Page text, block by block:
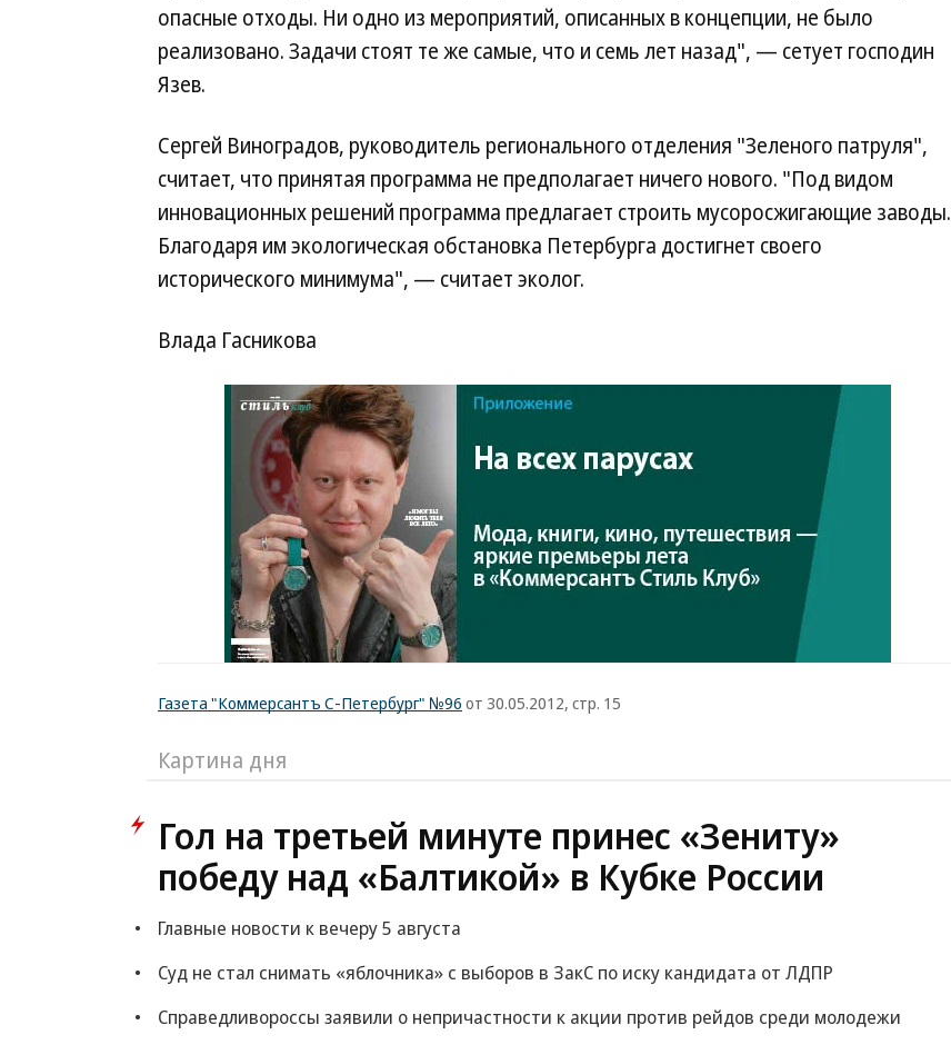
опасные отходы. Ни одно из мероприятий, описанных в концепции, не было
реализовано. Задачи стоят те же самые, что и семь лет назад", — сетует господин
Язев.
Сергей Виноградов, руководитель регионального отделения "Зеленого патруля",
считает, что принятая программа не предполагает ничего нового. "Под видом
инновационных решений программа предлагает строить мусоросжигающие заводы.
Благодаря им экологическая обстановка Петербурга достигнет своего
исторического минимума", — считает эколог.
Влада Гасникова
Газета "Коммерсантъ С-Петербург" №96 от 30.05.2012, стр. 15
Картина дня
Гол на третьей минуте принес «Зениту»
победу над «Балтикой» в Кубке России
Главные новости к вечеру 5 августа
Суд не стал снимать «яблочника» с выборов в ЗакС по иску кандидата от ЛДПР
Справедливороссы заявили о непричастности к акции против рейдов среди молодежи